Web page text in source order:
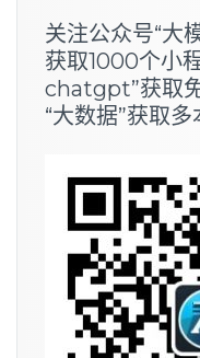
关注公众号“大
获取1000个小
chatgpt”获取
“大数据”获取